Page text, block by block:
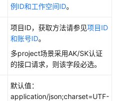
例ID和工作空间ID。
项目ID，获取方法请参见项目ID
和账号ID。
多project场景采用AK/SK认证
的接口请求，则该字段必选。
默认值：
application/json;charset=UTF-